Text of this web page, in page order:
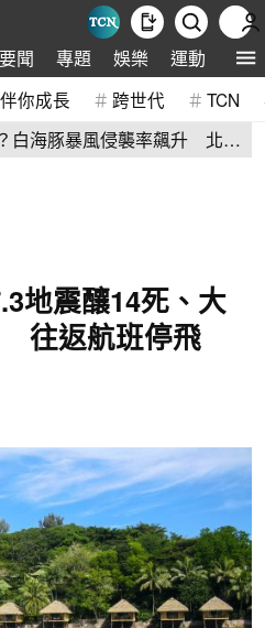
要聞 專題 娛樂 運動 全球
你成長 跨世代 TCN
白海豚暴風侵襲率飆升 北北
地震釀14死、大
往返航班停飛